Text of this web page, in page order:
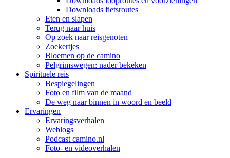
Downloads fietsroutes
Eten en slapen
Terug naar huis
Op zoek naar reisgenoten
Zoekertjes
Bloemen op de camino
Pelgrimswegen: nader bekeken
Spirituele reis
Bespiegelingen
Foto en film van de maand
De weg naar binnen in woord en beeld
Ervaringen
Ervaringsverhalen
Weblogs
Podcast camino.nl
Foto- en videoverhalen